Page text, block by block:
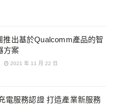
推出基於Qualcomm產品的智
方案
2021 年 11 月 22 日
電服務認證 打造產業新服務